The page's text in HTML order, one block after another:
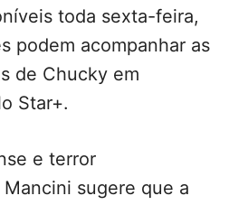
toda sexta-feira,
podem acompanhar as
de Chucky em
Star+.
e terror
sugere que a